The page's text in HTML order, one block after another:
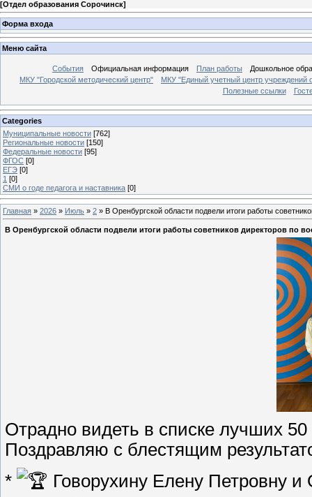
[Отдел образования Сорочинск]
Форма входа
Меню сайта
События Официальная информация План работы
Дошкольное
МКУ "Городской методический центр"
МКУ "Единый учетный центр учреждений
Полезные ссылки
Categories
Муниципальные новости [762]
Региональные новости [150]
Федеральные новости [95]
ФГОС [0]
ЕГЭ [0]
1 [0]
СМИ о годе педагога и наставника [0]
Главная » 2026 » Июль » 2 » В Оренбургской области подвели итоги работы
В Оренбургской области подвели итоги работы советников директоров по
Отрадно видеть в списке лучших
Поздравляю с блестящим
*
Говорухину Елену Петровну